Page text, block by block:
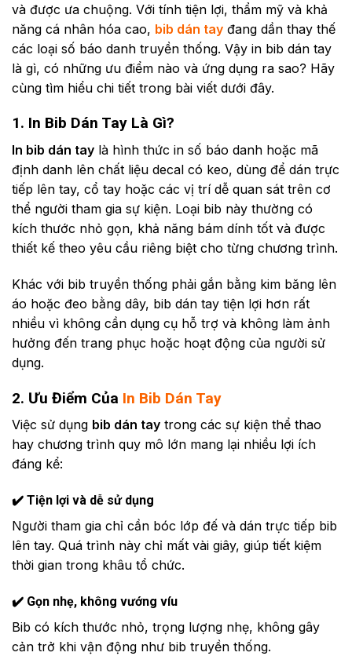
và được ưa chuộng. Với tính tiện lợi, thẩm mỹ và khả
năng cá nhân hóa cao, bib dán tay đang dần thay thế
các loại số báo danh truyền thống. Vậy in bib dán tay
là gì, có những ưu điểm nào và ứng dụng ra sao? Hãy
cùng tìm hiểu chi tiết trong bài viết dưới đây.
1. In Bib Dán Tay Là Gì?
In bib dán tay là hình thức in số báo danh hoặc mã
định danh lên chất liệu decal có keo, dùng để dán trực
tiếp lên tay, cổ tay hoặc các vị trí dễ quan sát trên cơ
thể người tham gia sự kiện. Loại bib này thường có
kích thước nhỏ gọn, khả năng bám dính tốt và được
thiết kế theo yêu cầu riêng biệt cho từng chương trình.
Khác với bib truyền thống phải gắn bằng kim băng lên
áo hoặc đeo bằng dây, bib dán tay tiện lợi hơn rất
nhiều vì không cần dụng cụ hỗ trợ và không làm ảnh
hưởng đến trang phục hoặc hoạt động của người sử
dụng.
2. Ưu Điểm Của In Bib Dán Tay
Việc sử dụng bib dán tay trong các sự kiện thể thao
hay chương trình quy mô lớn mang lại nhiều lợi ích
đáng kể:
✔️ Tiện lợi và dễ sử dụng
Người tham gia chỉ cần bóc lớp đế và dán trực tiếp bib
lên tay. Quá trình này chỉ mất vài giây, giúp tiết kiệm
thời gian trong khâu tổ chức.
✔️ Gọn nhẹ, không vướng víu
Bib có kích thước nhỏ, trọng lượng nhẹ, không gây
cản trở khi vận động như bib truyền thống.